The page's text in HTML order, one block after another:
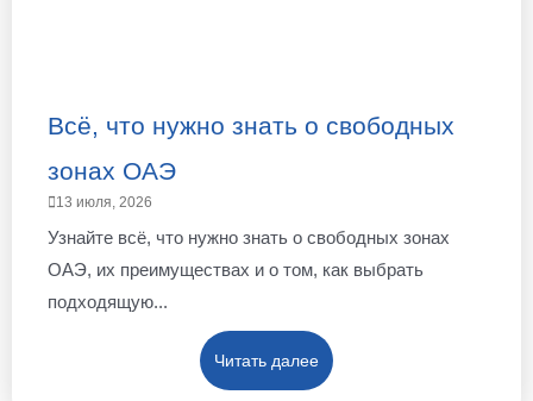
Всё, что нужно знать о свободных
зонах ОАЭ
13 июля, 2026
Узнайте всё, что нужно знать о свободных зонах
ОАЭ, их преимуществах и о том, как выбрать
подходящую...
Читать далее